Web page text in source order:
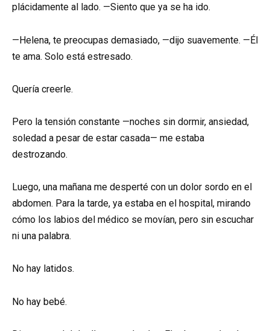
plácidamente al lado. —Siento que ya se ha ido.
—Helena, te preocupas demasiado, —dijo suavemente. —Él
te ama. Solo está estresado.
Quería creerle.
Pero la tensión constante —noches sin dormir, ansiedad,
soledad a pesar de estar casada— me estaba
destrozando.
Luego, una mañana me desperté con un dolor sordo en el
abdomen. Para la tarde, ya estaba en el hospital, mirando
cómo los labios del médico se movían, pero sin escuchar
ni una palabra.
No hay latidos.
No hay bebé.